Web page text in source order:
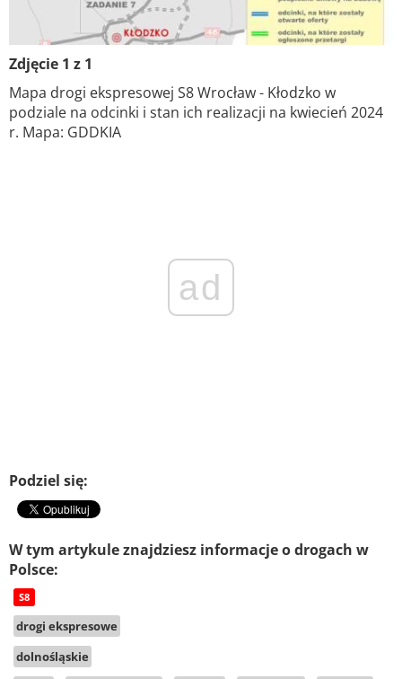
Zdjęcie 1 z 1
Mapa drogi ekspresowej S8 Wrocław - Kłodzko w
podziale na odcinki i stan ich realizacji na kwiecień 2024
r. Mapa: GDDKIA
ad
Podziel się:
W tym artykule znajdziesz informacje o drogach w
Polsce:
S8
drogi ekspresowe
dolnośląskie